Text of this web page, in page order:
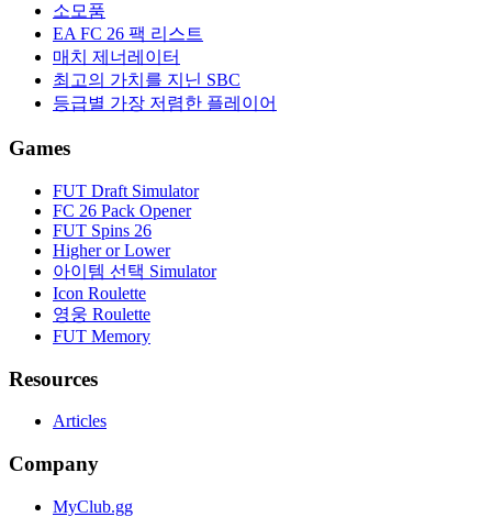
소모품
EA FC 26 팩 리스트
매치 제너레이터
최고의 가치를 지닌 SBC
등급별 가장 저렴한 플레이어
Games
FUT Draft Simulator
FC 26 Pack Opener
FUT Spins 26
Higher or Lower
아이템 선택 Simulator
Icon Roulette
영웅 Roulette
FUT Memory
Resources
Articles
Company
MyClub.gg